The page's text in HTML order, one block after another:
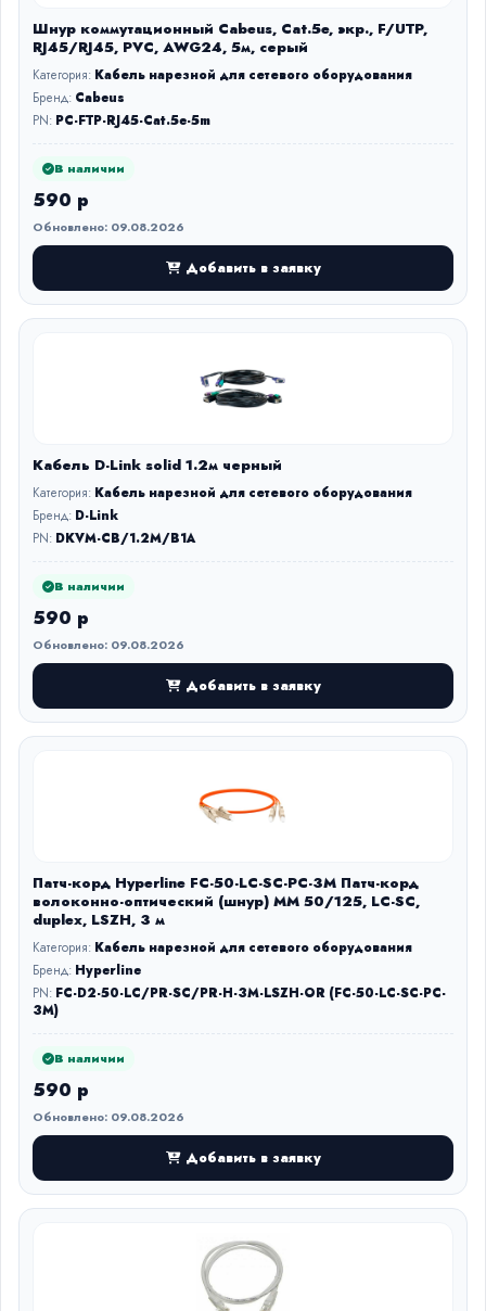
Шнур коммутационный Cabeus, Cat.5e, экр., F/UTP,
RJ45/RJ45, PVC, AWG24, 5м, серый
Категория: Кабель нарезной для сетевого оборудования
Бренд: Cabeus
PN: PC-FTP-RJ45-Cat.5e-5m
В наличии
590 р
Обновлено: 09.08.2026
Добавить в заявку
Кабель D-Link solid 1.2м черный
Категория: Кабель нарезной для сетевого оборудования
Бренд: D-Link
PN: DKVM-CB/1.2M/B1A
В наличии
590 р
Обновлено: 09.08.2026
Добавить в заявку
Патч-корд Hyperline FC-50-LC-SC-PC-3M Патч-корд
волоконно-оптический (шнур) MM 50/125, LC-SC,
duplex, LSZH, 3 м
Категория: Кабель нарезной для сетевого оборудования
Бренд: Hyperline
PN: FC-D2-50-LC/PR-SC/PR-H-3M-LSZH-OR (FC-50-LC-SC-PC-
3M)
В наличии
590 р
Обновлено: 09.08.2026
Добавить в заявку